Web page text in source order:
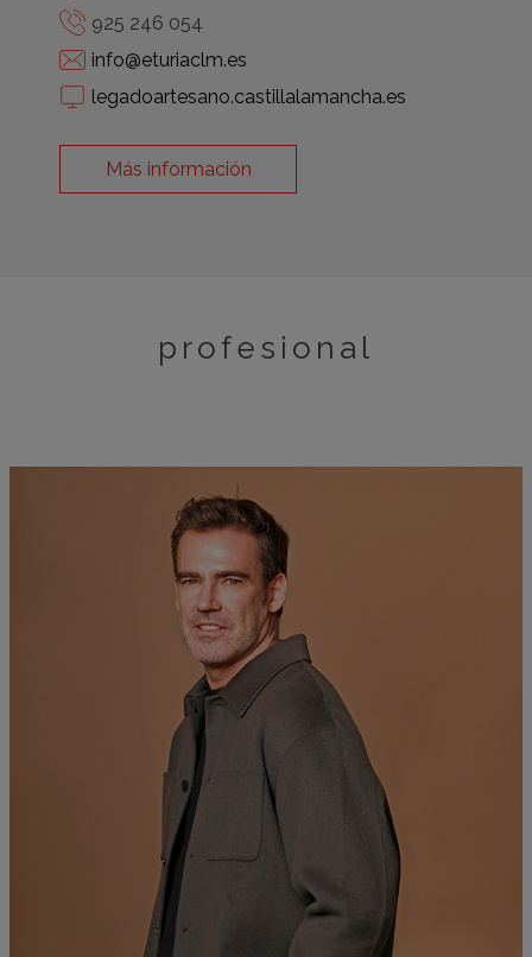
925 246 054
info@eturiaclm.es
legadoartesano.castillalamancha.es
Más información
profesional